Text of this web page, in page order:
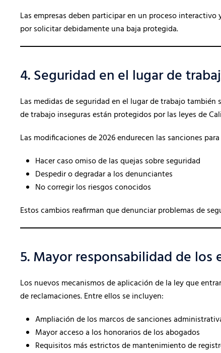
Las empresas deben participar en un proceso
por solicitar debidamente una baja protegida.
4. Seguridad en el lugar de
Las medidas de seguridad en el lugar de trabajo
de trabajo inseguras están protegidos por las leyes de
Las modificaciones de 2026 endurecen las sanciones
Hacer caso omiso de las quejas sobre seguridad
Despedir o degradar a los denunciantes
No corregir los riesgos conocidos
Estos cambios reafirman que denunciar problemas de
5. Mayor responsabilidad de los
Los nuevos mecanismos de aplicación de la ley que
de reclamaciones. Entre ellos se incluyen:
Ampliación de los marcos de sanciones
Mayor acceso a los honorarios de los abogados
Requisitos más estrictos de mantenimiento de